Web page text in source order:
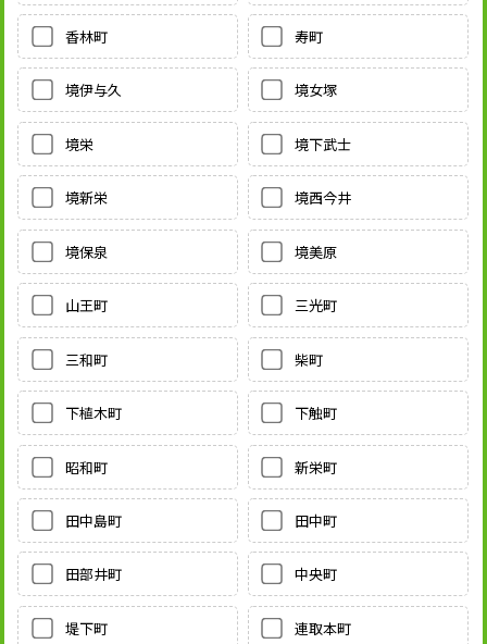
香林町 寿町
境伊与久 境女塚
境栄 境下武士
境新栄 境西今井
境保泉 境美原
山王町 三光町
三和町 柴町
下植木町 下触町
昭和町 新栄町
田中島町 田中町
田部井町 中央町
堤下町 連取本町